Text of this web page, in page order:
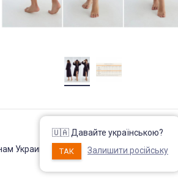
Украины !
ОПЛАТА
Наличный и
🇺🇦 Давайте українською?
ТАК Залишити російську